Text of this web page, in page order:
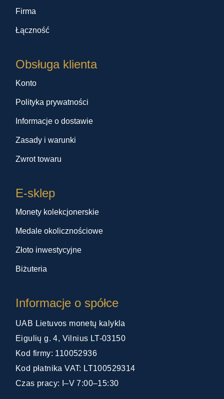
Firma
Łączność
Obsługa klienta
Konto
Polityka prywatności
Informacje o dostawie
Zasady i warunki
Zwrot towaru
E-sklep
Monety kolekcjonerskie
Medale okolicznościowe
Złoto inwestycyjne
Biżuteria
Informacje o spółce
UAB Lietuvos monetų kalykla
Eigulių g. 4, Vilnius LT-03150
Kod firmy: 110052936
Kod płatnika VAT: LT100529314
Czas pracy: I–V 7:00–15:30